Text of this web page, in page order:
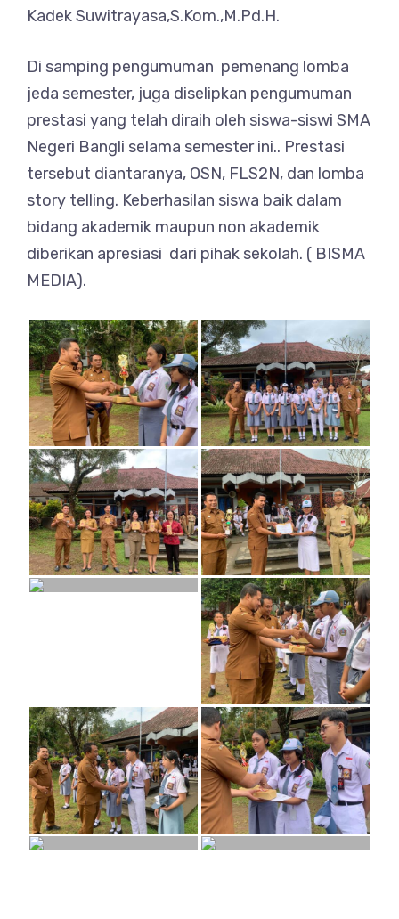
Kadek Suwitrayasa,S.Kom.,M.Pd.H.
Di samping pengumuman pemenang lomba
jeda semester, juga diselipkan pengumuman
prestasi yang telah diraih oleh siswa-siswi SMA
Negeri Bangli selama semester ini.. Prestasi
tersebut diantaranya, OSN, FLS2N, dan lomba
story telling. Keberhasilan siswa baik dalam
bidang akademik maupun non akademik
diberikan apresiasi dari pihak sekolah. ( BISMA
MEDIA).